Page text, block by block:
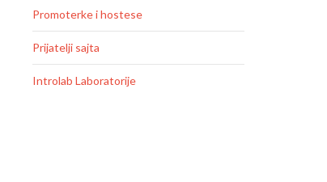
Promoterke i hostese
Prijatelji sajta
Introlab Laboratorije